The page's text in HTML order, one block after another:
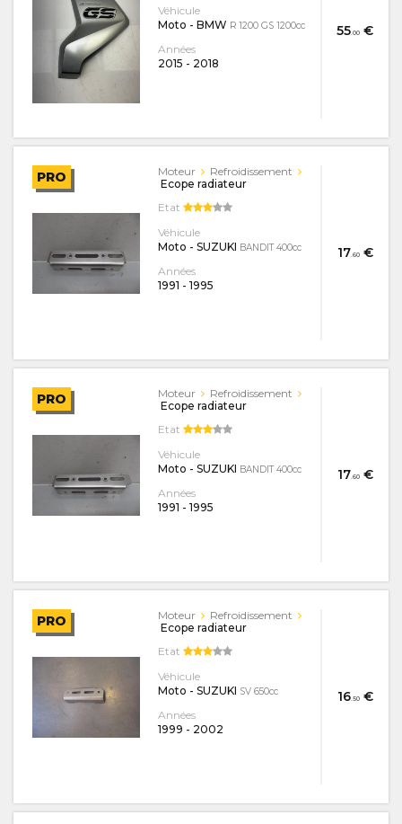
55.00 €
Véhicule
Moto - BMW R 1200 GS 1200cc
Années
2015 - 2018
PRO
17.60€
Moteur
Refroidissement
Ecope radiateur
Etat
Véhicule
Moto - SUZUKI BANDIT 400cc
Années
1991 - 1995
PRO
17.60€
Moteur
Refroidissement
Ecope radiateur
Etat
Véhicule
Moto - SUZUKI BANDIT 400cc
Années
1991 - 1995
PRO
16.50€
Moteur
Refroidissement
Ecope radiateur
Etat
Véhicule
Moto - SUZUKI SV 650cc
Années
1999 - 2002